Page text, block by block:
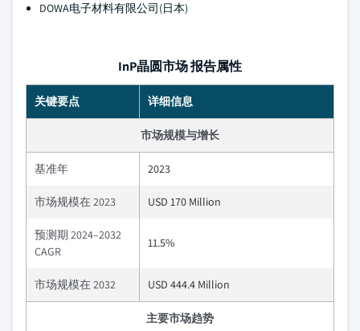
DOWA电子材料有限公司(日本)
InP晶圆市场 报告属性
关键要点 详细信息
市场规模与增长
基准年 2023
市场规模在 2023 USD 170 Million
预测期 2024–2032
CAGR
11.5%
市场规模在 2032 USD 444.4 Million
主要市场趋势